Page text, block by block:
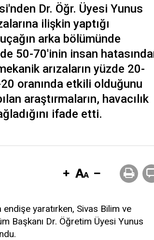
Dr. Öğr. Üyesi Yunus
ilişkin yaptığı
arka bölümünde
50-70'inin insan
arızaların yüzde 20-
oranında etkili olduğunu
araştırmaların, havacılık
ifade etti.
yaratırken, Sivas Bilim ve
Başkanı Dr. Öğretim Üyesi Yunus